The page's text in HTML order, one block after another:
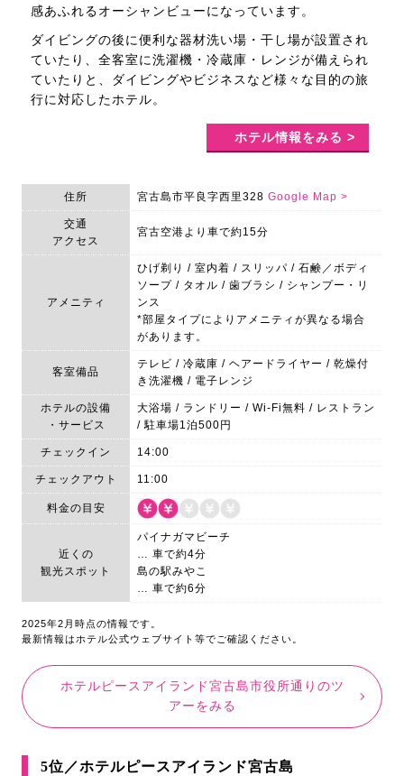
感あふれるオーシャンビューになっています。
ダイビングの後に便利な器材洗い場・干し場が設置され
ていたり、全客室に洗濯機・冷蔵庫・レンジが備えられ
ていたりと、ダイビングやビジネスなど様々な目的の旅
行に対応したホテル。
ホテル情報をみる >
住所 宮古島市平良字西里328 Google Map >
交通
アクセス
宮古空港より車で約15分
アメニティ
ひげ剃り / 室内着 / スリッパ / 石鹸／ボディ
ソープ / タオル / 歯ブラシ / シャンプー・リ
ンス
*部屋タイプによりアメニティが異なる場合
があります。
客室備品
テレビ / 冷蔵庫 / ヘアードライヤー / 乾燥付
き洗濯機 / 電子レンジ
ホテルの設備
・サービス
大浴場 / ランドリー / Wi-Fi無料 / レストラン
/ 駐車場1泊500円
チェックイン 14:00
チェックアウト 11:00
料金の目安
近くの
観光スポット
パイナガマビーチ
… 車で約4分
島の駅みやこ
… 車で約6分
2025年2月時点の情報です。
最新情報はホテル公式ウェブサイト等でご確認ください。
ホテルピースアイランド宮古島市役所通りのツ
アーをみる
5位／ホテルピースアイランド宮古島